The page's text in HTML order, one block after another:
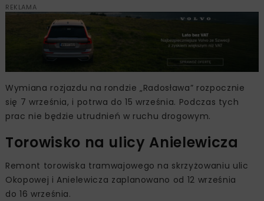
REKLAMA
Wymiana rozjazdu na rondzie „Radosława” rozpocznie
się 7 września, i potrwa do 15 września. Podczas tych
prac nie będzie utrudnień w ruchu drogowym.
Torowisko na ulicy Anielewicza
Remont torowiska tramwajowego na skrzyżowaniu ulic
Okopowej i Anielewicza zaplanowano od 12 września
do 16 września.